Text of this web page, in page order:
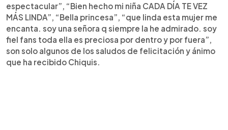
espectacular”, “Bien hecho mi niña CADA DÍA TE VEZ
MÁS LINDA”, “Bella princesa”, “que linda esta mujer me
encanta. soy una señora q siempre la he admirado. soy
fiel fans toda ella es preciosa por dentro y por fuera”,
son solo algunos de los saludos de felicitación y ánimo
que ha recibido Chiquis.